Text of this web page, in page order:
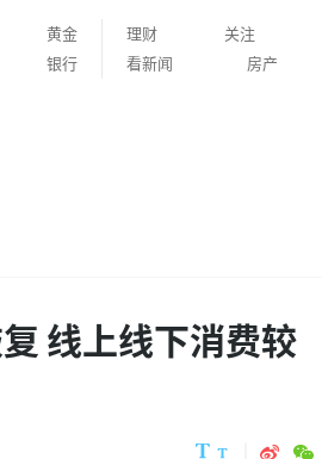
黄金
银行
理财 关注
看新闻
房产
线上线下消费较